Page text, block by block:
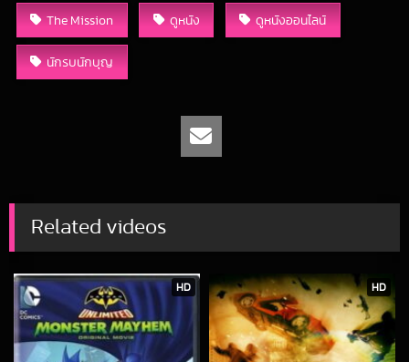
The Mission ดูหนัง ดูหนังออนไลน์
นักรบนักบุญ
Related videos
HD HD